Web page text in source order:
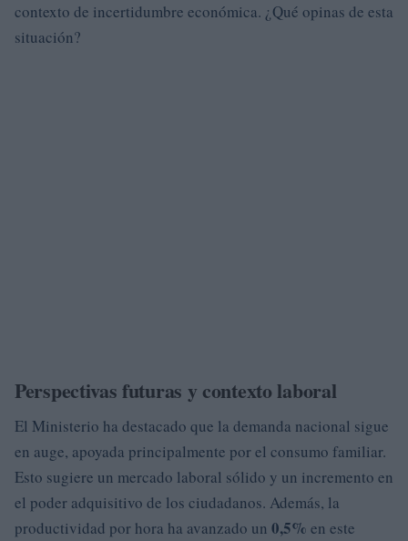
contexto de incertidumbre económica. ¿Qué opinas de esta
situación?
Perspectivas futuras y contexto laboral
El Ministerio ha destacado que la demanda nacional sigue
en auge, apoyada principalmente por el consumo familiar.
Esto sugiere un mercado laboral sólido y un incremento en
el poder adquisitivo de los ciudadanos. Además, la
productividad por hora ha avanzado un 0,5% en este